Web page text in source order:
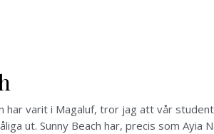
varit i Magaluf, tror jag att vår
ut. Sunny Beach har, precis som Ayia